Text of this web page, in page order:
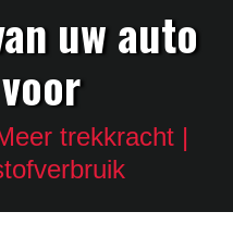
uw auto
trekkracht |